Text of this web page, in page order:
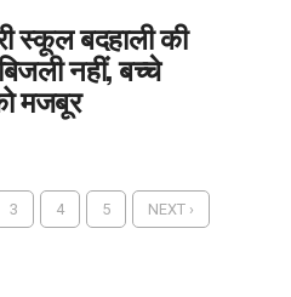
स्कूल बदहाली की
नहीं, बच्चे
मजबूर
3 4 5 NEXT ›